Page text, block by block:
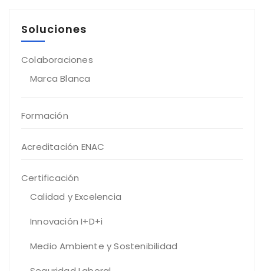
Soluciones
Colaboraciones
Marca Blanca
Formación
Acreditación ENAC
Certificación
Calidad y Excelencia
Innovación I+D+i
Medio Ambiente y Sostenibilidad